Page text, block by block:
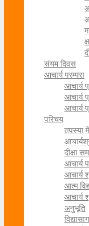
संयम दिवस
आचार्य परम्परा
आचार्य
आचार्य
आचार्य
परिचय
तपस्या
दीक्षा
आचार्य
आचार्य
आत्म
आचार्य
अनुभूति